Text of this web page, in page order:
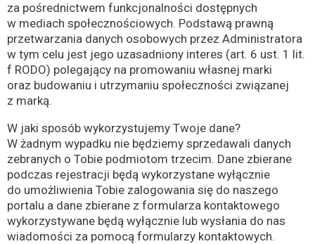
za pośrednictwem funkcjonalności dostępnych
w mediach społecznościowych. Podstawą prawną
przetwarzania danych osobowych przez Administratora
w tym celu jest jego uzasadniony interes (art. 6 ust. 1 lit.
f RODO) polegający na promowaniu własnej marki
oraz budowaniu i utrzymaniu społeczności związanej
z marką.
W jaki sposób wykorzystujemy Twoje dane?
W żadnym wypadku nie będziemy sprzedawali danych
zebranych o Tobie podmiotom trzecim. Dane zbierane
podczas rejestracji będą wykorzystane wyłącznie
do umożliwienia Tobie zalogowania się do naszego
portalu a dane zbierane z formularza kontaktowego
wykorzystywane będą wyłącznie lub wysłania do nas
wiadomości za pomocą formularzy kontaktowych.